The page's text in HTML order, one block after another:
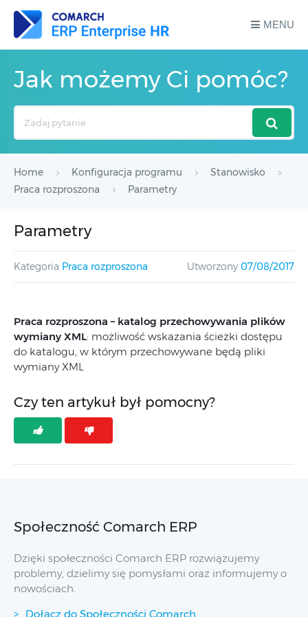
MENU
Jak możemy Ci pomóc?
Home Konfiguracja programu
Stanowisko
Praca rozproszona
Parametry
Parametry
Kategoria Praca rozproszona Utworzony 07/08/2017
Praca rozproszona – katalog przechowywania plików
wymiany XML: możliwość wskazania ścieżki dostępu
do katalogu, w którym przechowywane będą pliki
wymiany XML
Czy ten artykuł był pomocny?
Społeczność Comarch ERP
Dzięki społeczności Comarch ERP rozwiązujemy
problemy, dzielimy się pomysłami oraz informujemy o
nowościach.
Dołącz do Społeczności Comarch